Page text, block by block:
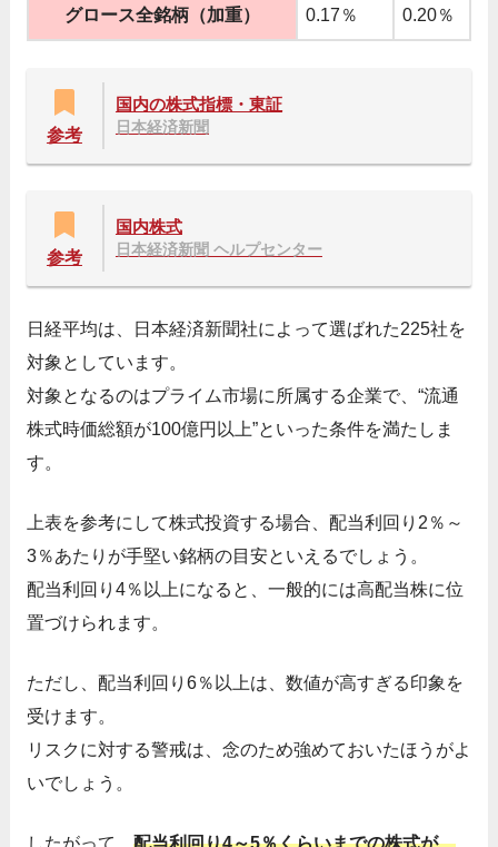
グロース全銘柄（加重） 0.17％ 0.20％
参考
国内の株式指標・東証
日本経済新聞
参考
国内株式
日本経済新聞 ヘルプセンター
日経平均は、日本経済新聞社によって選ばれた225社を
対象としています。
対象となるのはプライム市場に所属する企業で、“流通
株式時価総額が100億円以上”といった条件を満たしま
す。
上表を参考にして株式投資する場合、配当利回り2％～
3％あたりが手堅い銘柄の目安といえるでしょう。
配当利回り4％以上になると、一般的には高配当株に位
置づけられます。
ただし、配当利回り6％以上は、数値が高すぎる印象を
受けます。
リスクに対する警戒は、念のため強めておいたほうがよ
いでしょう。